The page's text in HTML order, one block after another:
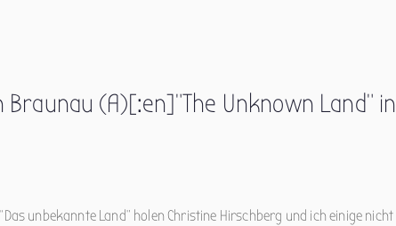
Braunau (A)[:en]”The Unknown Land” in
unbekannte Land” holen Christine Hirschberg und ich einige nicht